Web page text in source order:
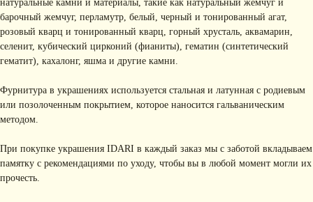
натуральные камни и материалы, такие как натуральный жемчуг и
барочный жемчуг, перламутр, белый, черный и тонированный агат,
розовый кварц и тонированный кварц, горный хрусталь, аквамарин,
селенит, кубический цирконий (фианиты), гематин (синтетический
гематит), кахалонг, яшма и другие камни.
Фурнитура в украшениях используется стальная и латунная с родиевым
или позолоченным покрытием, которое наносится гальваническим
методом.
При покупке украшения IDARI в каждый заказ мы с заботой вкладываем
памятку с рекомендациями по уходу, чтобы вы в любой момент могли их
прочесть.